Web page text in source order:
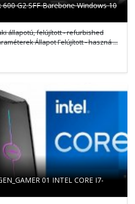
G2 SFF Barebone Windows 10
állapotú, felújított - refurbished
Állapot Felújított - haszná ...
01 INTEL CORE I7-